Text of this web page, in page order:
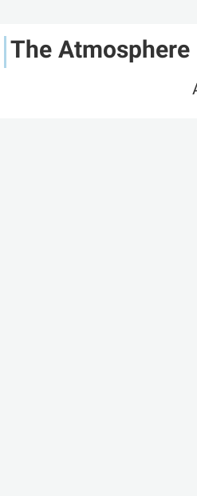
The Atmosphere